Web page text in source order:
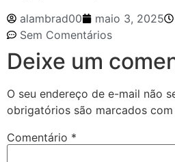
alambrad00
maio 3, 2025
Sem Comentários
Deixe um
O seu endereço de e-mail não
obrigatórios são marcados com
Comentário *